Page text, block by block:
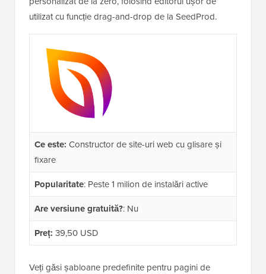
utilizat cu funcție drag-and-drop de la SeedProd.
Ce este: Constructor de site-uri web cu glisare și
fixare
Popularitate: Peste 1 milion de instalări active
Are versiune gratuită?: Nu
Preț: 39,50 USD
Veți găsi șabloane predefinite pentru pagini de